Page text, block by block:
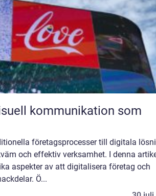
företagsprocesser till digitala
och effektiv verksamhet. I denna
aspekter av att digitalisera företag och
Ö...